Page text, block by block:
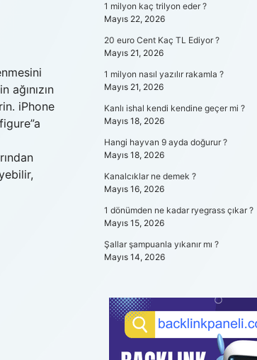
ağınızın
iPhone
1 milyon kaç trilyon eder ?
Mayıs 22, 2026
20 euro Cent Kaç TL Ediyor ?
Mayıs 21, 2026
1 milyon nasıl yazılır rakamla ?
Mayıs 21, 2026
Kanlı ishal kendi kendine geçer mi ?
Mayıs 18, 2026
Hangi hayvan 9 ayda doğurur ?
Mayıs 18, 2026
Kanalcıklar ne demek ?
Mayıs 16, 2026
1 dönümden ne kadar ryegrass çıkar ?
Mayıs 15, 2026
Şallar şampuanla yıkanır mı ?
Mayıs 14, 2026